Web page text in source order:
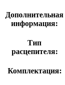
Дополнительная
информация:
Тип
расцепителя:
Комплектация: